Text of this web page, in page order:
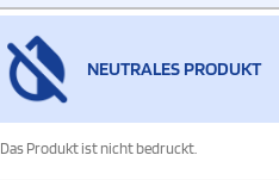
NEUTRALES PRODUKT
Das Produkt ist nicht bedruckt.